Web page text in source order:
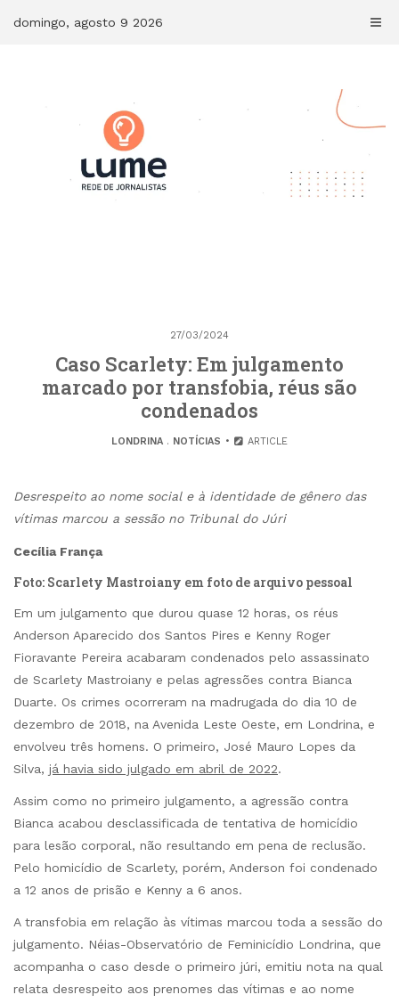
domingo, agosto 9 2026
27/03/2024
Caso Scarlety: Em julgamento
marcado por transfobia, réus são
condenados
LONDRINA. NOTÍCIAS ARTICLE
Desrespeito ao nome social e à identidade de gênero das
vítimas marcou a sessão no Tribunal do Júri
Cecília França
Foto: Scarlety Mastroiany em foto de arquivo pessoal
Em um julgamento que durou quase 12 horas, os réus
Anderson Aparecido dos Santos Pires e Kenny Roger
Fioravante Pereira acabaram condenados pelo assassinato
de Scarlety Mastroiany e pelas agressões contra Bianca
Duarte. Os crimes ocorreram na madrugada do dia 10 de
dezembro de 2018, na Avenida Leste Oeste, em Londrina, e
envolveu três homens. O primeiro, José Mauro Lopes da
Silva, já havia sido julgado em abril de 2022.
Assim como no primeiro julgamento, a agressão contra
Bianca acabou desclassificada de tentativa de homicídio
para lesão corporal, não resultando em pena de reclusão.
Pelo homicídio de Scarlety, porém, Anderson foi condenado
a 12 anos de prisão e Kenny a 6 anos.
A transfobia em relação às vítimas marcou toda a sessão do
julgamento. Néias-Observatório de Feminicídio Londrina, que
acompanha o caso desde o primeiro júri, emitiu nota na qual
relata desrespeito aos prenomes das vítimas e ao nome